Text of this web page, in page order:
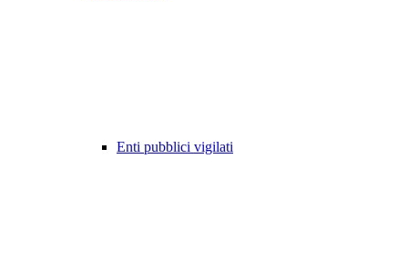
Enti pubblici vigilati